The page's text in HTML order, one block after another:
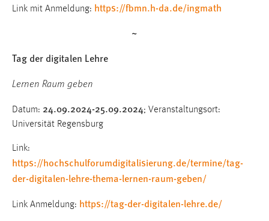
Link mit Anmeldung: https://fbmn.h-da.de/ingmath
~
Tag der digitalen Lehre
Lernen Raum geben
Datum: 24.09.2024-25.09.2024; Veranstaltungsort:
Universität Regensburg
Link:
https://hochschulforumdigitalisierung.de/termine/tag-
der-digitalen-lehre-thema-lernen-raum-geben/
Link Anmeldung: https://tag-der-digitalen-lehre.de/